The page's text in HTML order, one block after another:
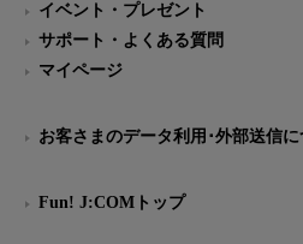
イベント・プレゼント
サポート・よくある質問
マイページ
お客さまのデータ利用･外部送信に
Fun! J:COMトップ